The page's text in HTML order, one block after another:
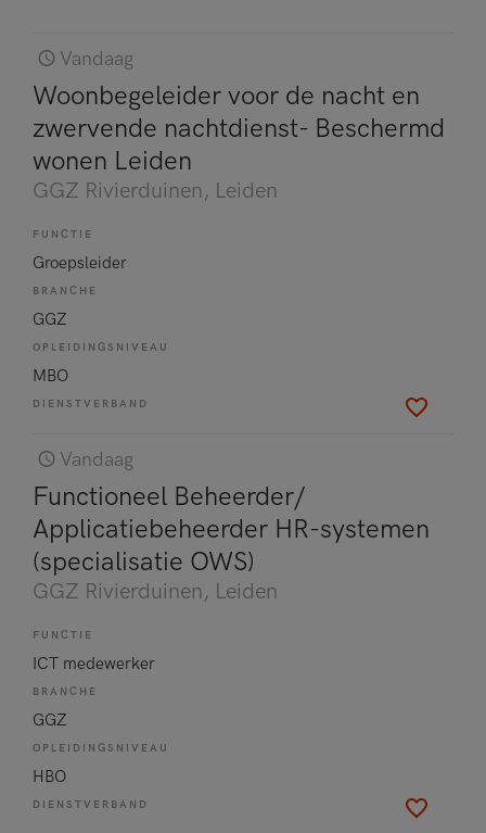
Vandaag
Woonbegeleider voor de nacht en
zwervende nachtdienst- Beschermd
wonen Leiden
GGZ Rivierduinen, Leiden
FUNCTIE
Groepsleider
BRANCHE
GGZ
OPLEIDINGSNIVEAU
MBO
DIENSTVERBAND
Vandaag
Functioneel Beheerder/
Applicatiebeheerder HR-systemen
(specialisatie OWS)
GGZ Rivierduinen, Leiden
FUNCTIE
ICT medewerker
BRANCHE
GGZ
OPLEIDINGSNIVEAU
HBO
DIENSTVERBAND